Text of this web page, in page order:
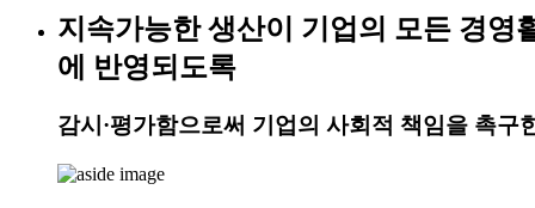
지속가능한 생산이 기업의 모든 경영
에 반영되도록
감시·평가함으로써 기업의 사회적 책임을 촉구